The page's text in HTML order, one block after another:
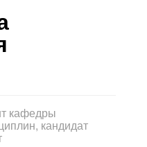
кафедры
кандидат